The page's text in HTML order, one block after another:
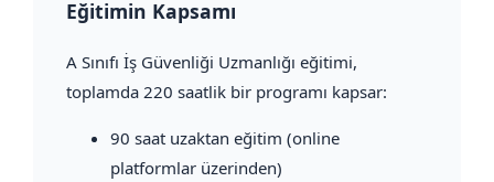
Eğitimin Kapsamı
A Sınıfı İş Güvenliği Uzmanlığı eğitimi,
toplamda 220 saatlik bir programı kapsar:
90 saat uzaktan eğitim (online
platformlar üzerinden)